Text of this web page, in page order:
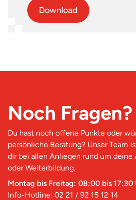
Download
Noch Fragen?
Du hast noch offene Punkte oder
persönliche Beratung? Unser Team
dir bei allen Anliegen rund um deine
oder Weiterbildung.
Montag bis Freitag: 08:00 bis 17:30
Info-Hotline: 02 21 / 92 15 12 14